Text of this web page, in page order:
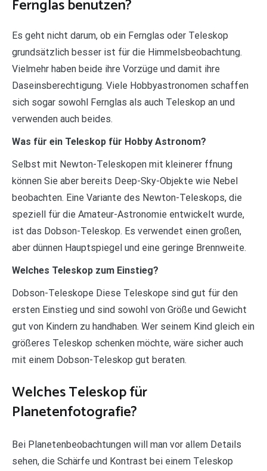
Fernglas benutzen?
Es geht nicht darum, ob ein Fernglas oder Teleskop
grundsätzlich besser ist für die Himmelsbeobachtung.
Vielmehr haben beide ihre Vorzüge und damit ihre
Daseinsberechtigung. Viele Hobbyastronomen schaffen
sich sogar sowohl Fernglas als auch Teleskop an und
verwenden auch beides.
Was für ein Teleskop für Hobby Astronom?
Selbst mit Newton-Teleskopen mit kleinerer ffnung
können Sie aber bereits Deep-Sky-Objekte wie Nebel
beobachten. Eine Variante des Newton-Teleskops, die
speziell für die Amateur-Astronomie entwickelt wurde,
ist das Dobson-Teleskop. Es verwendet einen großen,
aber dünnen Hauptspiegel und eine geringe Brennweite.
Welches Teleskop zum Einstieg?
Dobson-Teleskope Diese Teleskope sind gut für den
ersten Einstieg und sind sowohl von Größe und Gewicht
gut von Kindern zu handhaben. Wer seinem Kind gleich ein
größeres Teleskop schenken möchte, wäre sicher auch
mit einem Dobson-Teleskop gut beraten.
Welches Teleskop für
Planetenfotografie?
Bei Planetenbeobachtungen will man vor allem Details
sehen, die Schärfe und Kontrast bei einem Teleskop